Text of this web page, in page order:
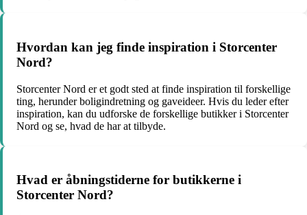
Hvordan kan jeg finde inspiration i Storcenter
Nord?
Storcenter Nord er et godt sted at finde inspiration til forskellige
ting, herunder boligindretning og gaveideer. Hvis du leder efter
inspiration, kan du udforske de forskellige butikker i Storcenter
Nord og se, hvad de har at tilbyde.
Hvad er åbningstiderne for butikkerne i
Storcenter Nord?